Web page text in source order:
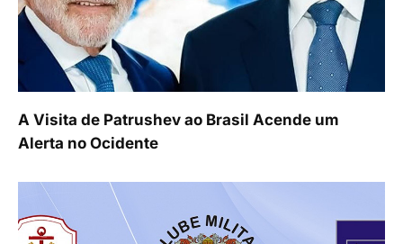
A Visita de Patrushev ao Brasil Acende um
Alerta no Ocidente